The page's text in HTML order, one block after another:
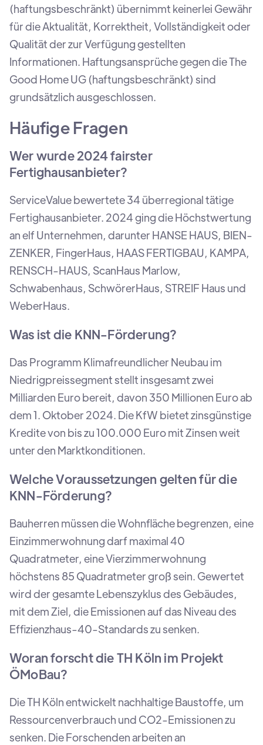
(haftungsbeschränkt) übernimmt keinerlei Gewähr
für die Aktualität, Korrektheit, Vollständigkeit oder
Qualität der zur Verfügung gestellten
Informationen. Haftungsansprüche gegen die The
Good Home UG (haftungsbeschränkt) sind
grundsätzlich ausgeschlossen.
Häufige Fragen
Wer wurde 2024 fairster
Fertighausanbieter?
ServiceValue bewertete 34 überregional tätige
Fertighausanbieter. 2024 ging die Höchstwertung
an elf Unternehmen, darunter HANSE HAUS, BIEN-
ZENKER, FingerHaus, HAAS FERTIGBAU, KAMPA,
RENSCH-HAUS, ScanHaus Marlow,
Schwabenhaus, SchwörerHaus, STREIF Haus und
WeberHaus.
Was ist die KNN-Förderung?
Das Programm Klimafreundlicher Neubau im
Niedrigpreissegment stellt insgesamt zwei
Milliarden Euro bereit, davon 350 Millionen Euro ab
dem 1. Oktober 2024. Die KfW bietet zinsgünstige
Kredite von bis zu 100.000 Euro mit Zinsen weit
unter den Marktkonditionen.
Welche Voraussetzungen gelten für die
KNN-Förderung?
Bauherren müssen die Wohnfläche begrenzen, eine
Einzimmerwohnung darf maximal 40
Quadratmeter, eine Vierzimmerwohnung
höchstens 85 Quadratmeter groß sein. Gewertet
wird der gesamte Lebenszyklus des Gebäudes,
mit dem Ziel, die Emissionen auf das Niveau des
Effizienzhaus-40-Standards zu senken.
Woran forscht die TH Köln im Projekt
ÖMoBau?
Die TH Köln entwickelt nachhaltige Baustoffe, um
Ressourcenverbrauch und CO2-Emissionen zu
senken. Die Forschenden arbeiten an